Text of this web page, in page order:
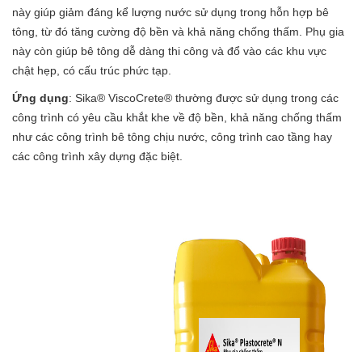
này giúp giảm đáng kể lượng nước sử dụng trong hỗn hợp bê
tông, từ đó tăng cường độ bền và khả năng chống thấm. Phụ gia
này còn giúp bê tông dễ dàng thi công và đổ vào các khu vực
chật hẹp, có cấu trúc phức tạp.
Ứng dụng: Sika® ViscoCrete® thường được sử dụng trong các
công trình có yêu cầu khắt khe về độ bền, khả năng chống thấm
như các công trình bê tông chịu nước, công trình cao tầng hay
các công trình xây dựng đặc biệt.